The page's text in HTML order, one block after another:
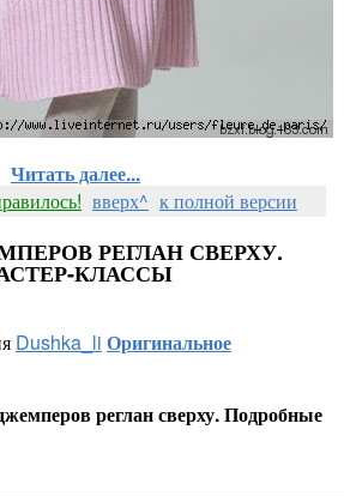
Читать далее...
вверх^ к полной версии
РЕГЛАН СВЕРХУ.
КЛАССЫ
Dushka_li Оригинальное
реглан сверху. Подробные